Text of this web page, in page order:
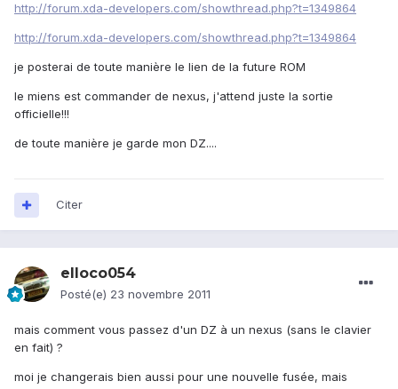
http://forum.xda-developers.com/showthread.php?t=1349864
http://forum.xda-developers.com/showthread.php?t=1349864
je posterai de toute manière le lien de la future ROM
le miens est commander de nexus, j'attend juste la sortie
officielle!!!
de toute manière je garde mon DZ....
Citer
elloco054
Posté(e) 23 novembre 2011
mais comment vous passez d'un DZ à un nexus (sans le clavier
en fait) ?
moi je changerais bien aussi pour une nouvelle fusée, mais